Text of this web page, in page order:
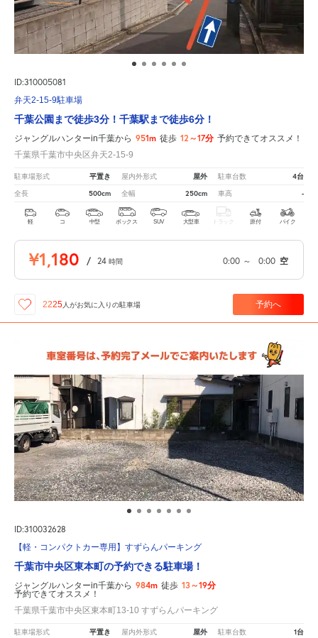
ID:310005081
弁天2-15-9駐車場
千葉公園まで徒歩3分！千葉駅まで徒歩6分！
ジャングルハンターin千葉から 951m 徒歩 12～17分 予約できてオススメ！
千葉県千葉市中央区弁天2-15-9
駐車場形式 平置き 屋内外形式 屋外 駐車台数 4台
全長 500cm 全幅 250cm 車高 -
軽 コ 中型 ボックス SUV 大型車 トラック 原付 バイク
¥1,180 / 24 時間 0:00 ～ 0:00 空
2225人がお気に入りの駐車場 予約へ
ID:310032628
【軽・コンパクトカー専用】すずらんパーキング
千葉市中央区東本町の予約できる駐車場！
ジャングルハンターin千葉から 984m 徒歩 13～19分
予約できてオススメ！
千葉県千葉市中央区東本町13-10 すずらんパーキング
駐車場形式 平置き 屋内外形式 屋外 駐車台数 1台